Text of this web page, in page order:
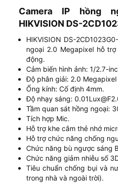
Camera IP hồng
HIKVISION DS-
HIKVISION DS-
ngoại 2.0 Megapixel hỗ
động.
Cảm biến hình ảnh: 1/2.7-
Độ phân giải: 2.0
Ống kính: Cố định 4mm.
Độ nhạy sáng:
Tầm quan sát hồng ngoại:
Tích hợp Mic.
Hỗ trợ khe cắm thẻ nhớ
Hỗ trợ chức năng chống
Chức năng bù ngược sáng
Chức năng giảm nhiễu số
Tiêu chuẩn chống bụi và
trong nhà và ngoài trời).